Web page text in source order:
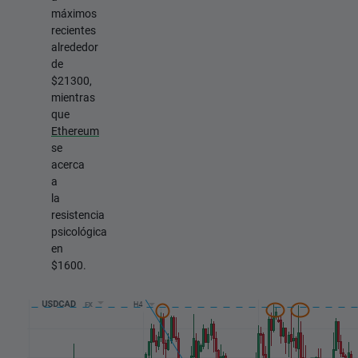
máximos
recientes
alrededor
de
$21300,
mientras
que
Ethereum
se
acerca
a
la
resistencia
psicológica
en
$1600.